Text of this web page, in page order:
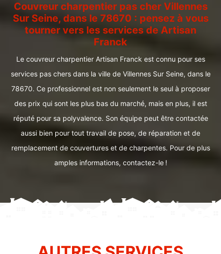
Couvreur charpentier pas cher Villennes
Sur Seine, dans le 78670 : pensez à vous
tourner vers les services de Artisan
Franck
Le couvreur charpentier Artisan Franck est connu pour ses
services pas chers dans la ville de Villennes Sur Seine, dans le
78670. Ce professionnel est non seulement le seul à proposer
des prix qui sont les plus bas du marché, mais en plus, il est
réputé pour sa polyvalence. Son équipe peut être contactée
aussi bien pour tout travail de pose, de réparation et de
remplacement de couvertures et de charpentes. Pour de plus
amples informations, contactez-le !